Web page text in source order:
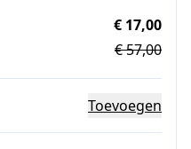
€ 17,00
€ 57,00
Toevoegen